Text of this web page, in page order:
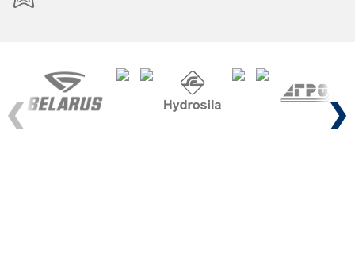
Previous Next